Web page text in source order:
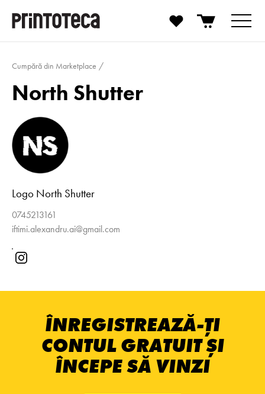
Cumpără din Marketplace
North Shutter
Logo North Shutter
0745213161
iftimi.alexandru.ai@gmail.com
ÎNREGISTREAZĂ-ȚI
CONTUL GRATUIT ȘI
ÎNCEPE SĂ VINZI